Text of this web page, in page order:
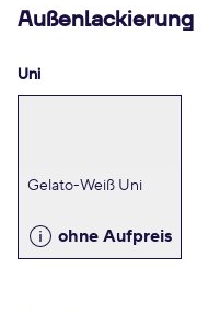
Außenlackierung
Uni
Gelato-Weiß Uni
ohne Aufpreis